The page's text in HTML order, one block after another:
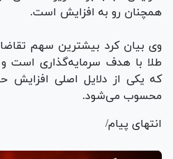
همچنان رو به افزایش است.
وی بیان کرد بیشترین سهم
طلا با هدف سرمایه‌گذاری است
که یکی از دلایل اصلی افزایش
محسوب می‌شود.
انتهای پیام/